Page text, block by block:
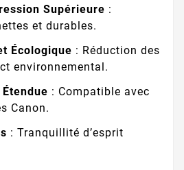
Supérieure :
et durables.
Écologique : Réduction des
environnemental.
: Compatible avec
Canon.
: Tranquillité d’esprit